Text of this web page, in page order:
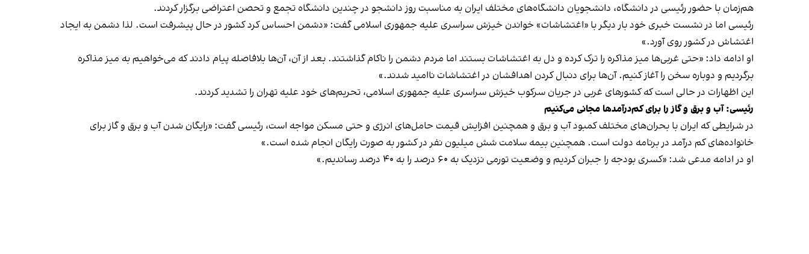
هم‌زمان با حضور رئیسی در دانشگاه، دانشجویان دانشگاه‌های مختلف ایران به مناسبت روز دانشجو در چندین دانشگاه تجمع و تحصن اعتراضی برگزار کردند.
رئیسی اما در نشست خبری خود بار دیگر با «اغتشاشات» خواندن خیزش سراسری علیه جمهوری اسلامی گفت: «دشمن احساس کرد کشور در حال پیشرفت است. لذا دشمن به ایجاد
اغتشاش در کشور روی آورد.»
او ادامه داد: «حتی غربی‌ها میز مذاکره را ترک کرده و دل به اغتشاشات بستند اما مردم دشمن را ناکام گذاشتند. بعد از آن، آن‌ها بلافاصله پیام دادند که می‌خواهیم به میز مذاکره
برگردیم و دوباره سخن را آغاز کنیم. آن‌ها برای دنبال کردن اهدافشان در اغتشاشات ناامید شدند.»
این اظهارات در حالی است که کشورهای غربی در جریان سرکوب خیزش سراسری علیه جمهوری اسلامی، تحریم‌های خود علیه تهران را تشدید کردند.
رئیسی: آب و برق و گاز را برای کم‌درآمدها مجانی می‌کنیم
در شرایطی که ایران با بحران‌های مختلف کمبود آب و برق و همچنین افزایش قیمت حامل‌های انرژی و حتی مسکن مواجه است، رئیسی گفت: «رایگان شدن آب و برق و گاز برای
خانواده‌های کم درآمد در برنامه دولت است. همچنین بیمه سلامت شش میلیون نفر در کشور به صورت رایگان انجام شده است.»
او در ادامه مدعی شد: «کسری بودجه را جبران کردیم و وضعیت تورمی نزدیک به ۶۰ درصد را به ۴۰ درصد رساندیم.»